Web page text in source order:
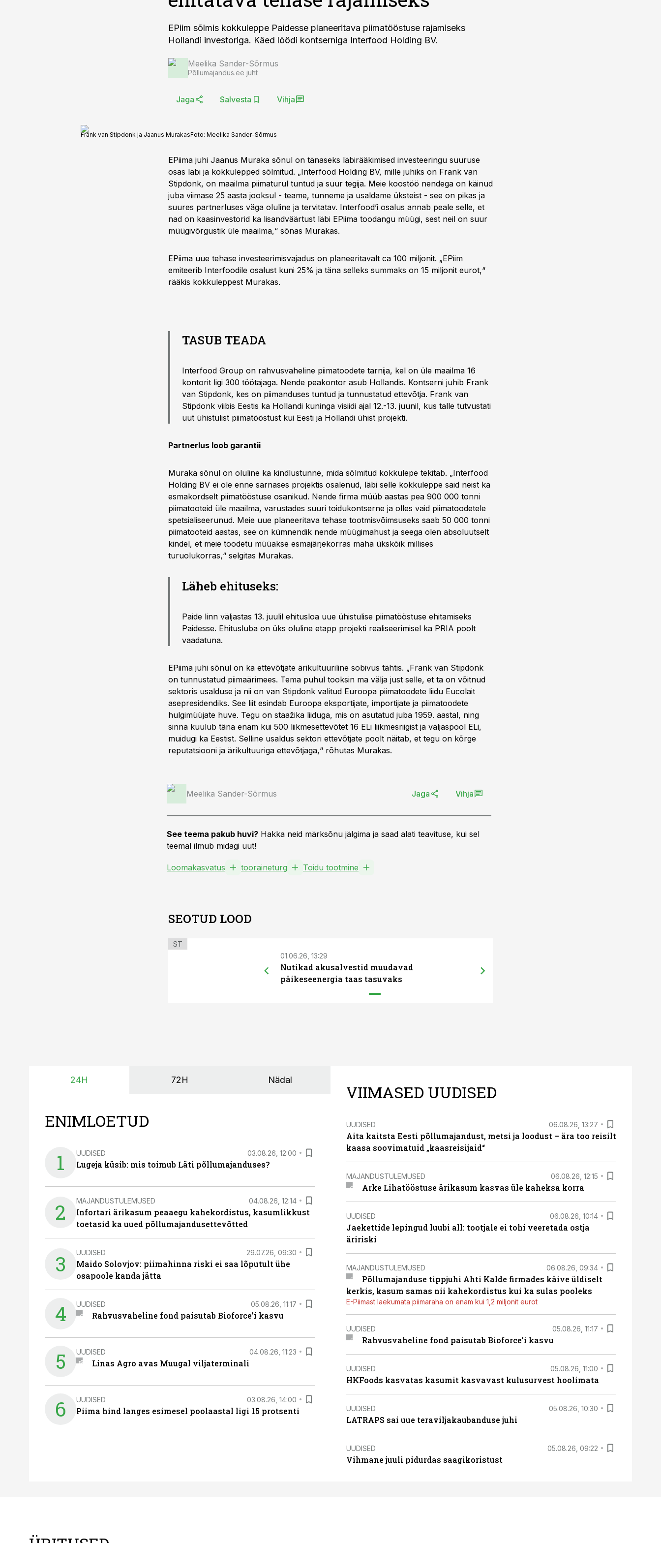
EPiim sõlmis kokkuleppe Paidesse planeeritava piimatööstuse rajamiseks
Hollandi investoriga. Käed löödi kontserniga Interfood Holding BV.
Meelika Sander-Sõrmus
Põllumajandus.ee juht
Jaga Salvesta Vihja
Frank van Stipdonk ja Jaanus MurakasFoto: Meelika Sander-Sõrmus
EPiima juhi Jaanus Muraka sõnul on tänaseks läbirääkimised investeeringu suuruse
osas läbi ja kokkulepped sõlmitud. „Interfood Holding BV, mille juhiks on Frank van
Stipdonk, on maailma piimaturul tuntud ja suur tegija. Meie koostöö nendega on käinud
juba viimase 25 aasta jooksul - teame, tunneme ja usaldame üksteist - see on pikas ja
suures partnerluses väga oluline ja tervitatav. Interfood’i osalus annab peale selle, et
nad on kaasinvestorid ka lisandväärtust läbi EPiima toodangu müügi, sest neil on suur
müügivõrgustik üle maailma,“ sõnas Murakas.
EPiima uue tehase investeerimisvajadus on planeeritavalt ca 100 miljonit. „EPiim
emiteerib Interfoodile osalust kuni 25% ja täna selleks summaks on 15 miljonit eurot,“
rääkis kokkuleppest Murakas.
TASUB TEADA
Interfood Group on rahvusvaheline piimatoodete tarnija, kel on üle maailma 16
kontorit ligi 300 töötajaga. Nende peakontor asub Hollandis. Kontserni juhib Frank
van Stipdonk, kes on piimanduses tuntud ja tunnustatud ettevõtja. Frank van
Stipdonk viibis Eestis ka Hollandi kuninga visiidi ajal 12.-13. juunil, kus talle tutvustati
uut ühistulist piimatööstust kui Eesti ja Hollandi ühist projekti.
Partnerlus loob garantii
Muraka sõnul on oluline ka kindlustunne, mida sõlmitud kokkulepe tekitab. „Interfood
Holding BV ei ole enne sarnases projektis osalenud, läbi selle kokkuleppe said neist ka
esmakordselt piimatööstuse osanikud. Nende firma müüb aastas pea 900 000 tonni
piimatooteid üle maailma, varustades suuri toidukontserne ja olles vaid piimatoodetele
spetsialiseerunud. Meie uue planeeritava tehase tootmisvõimsuseks saab 50 000 tonni
piimatooteid aastas, see on kümnendik nende müügimahust ja seega olen absoluutselt
kindel, et meie toodetu müüakse esmajärjekorras maha ükskõik millises
turuolukorras,“ selgitas Murakas.
Läheb ehituseks:
Paide linn väljastas 13. juulil ehitusloa uue ühistulise piimatööstuse ehitamiseks
Paidesse. Ehitusluba on üks oluline etapp projekti realiseerimisel ka PRIA poolt
vaadatuna.
EPiima juhi sõnul on ka ettevõtjate ärikultuuriline sobivus tähtis. „Frank van Stipdonk
on tunnustatud piimaärimees. Tema puhul tooksin ma välja just selle, et ta on võitnud
sektoris usalduse ja nii on van Stipdonk valitud Euroopa piimatoodete liidu Eucolait
asepresidendiks. See liit esindab Euroopa eksportijate, importijate ja piimatoodete
hulgimüüjate huve. Tegu on staažika liiduga, mis on asutatud juba 1959. aastal, ning
sinna kuulub täna enam kui 500 liikmesettevõtet 16 ELi liikmesriigist ja väljaspool ELi,
muidugi ka Eestist. Selline usaldus sektori ettevõtjate poolt näitab, et tegu on kõrge
reputatsiooni ja ärikultuuriga ettevõtjaga,“ rõhutas Murakas.
Meelika Sander-Sõrmus Jaga Vihja
See teema pakub huvi? Hakka neid märksõnu jälgima ja saad alati teavituse, kui sel
teemal ilmub midagi uut!
Loomakasvatus tooraineturg Toidu tootmine
SEOTUD LOOD
ST
01.06.26, 13:29
Nutikad akusalvestid muudavad
päikeseenergia taas tasuvaks
24H 72H Nädal
ENIMLOETUD
1 UUDISED 03.08.26, 12:00
Lugeja küsib: mis toimub Läti põllumajanduses?
2 MAJANDUSTULEMUSED 04.08.26, 12:14
Infortari ärikasum peaaegu kahekordistus, kasumlikkust
toetasid ka uued põllumajandusettevõtted
3 UUDISED 29.07.26, 09:30
Maido Solovjov: piimahinna riski ei saa lõputult ühe
osapoole kanda jätta
4 UUDISED 05.08.26, 11:17
Rahvusvaheline fond paisutab Bioforce’i kasvu
5 UUDISED 04.08.26, 11:23
Linas Agro avas Muugal viljaterminali
6 UUDISED 03.08.26, 14:00
Piima hind langes esimesel poolaastal ligi 15 protsenti
VIIMASED UUDISED
UUDISED 06.08.26, 13:27
Aita kaitsta Eesti põllumajandust, metsi ja loodust – ära too reisilt
kaasa soovimatuid „kaasreisijaid“
MAJANDUSTULEMUSED 06.08.26, 12:15
Arke Lihatööstuse ärikasum kasvas üle kaheksa korra
UUDISED 06.08.26, 10:14
Jaekettide lepingud luubi all: tootjale ei tohi veeretada ostja
äririski
MAJANDUSTULEMUSED 06.08.26, 09:34
Põllumajanduse tippjuhi Ahti Kalde firmades käive üldiselt
kerkis, kasum samas nii kahekordistus kui ka sulas pooleks
E-Piimast laekumata piimaraha on enam kui 1,2 miljonit eurot
UUDISED 05.08.26, 11:17
Rahvusvaheline fond paisutab Bioforce’i kasvu
UUDISED 05.08.26, 11:00
HKFoods kasvatas kasumit kasvavast kulusurvest hoolimata
UUDISED 05.08.26, 10:30
LATRAPS sai uue teraviljakaubanduse juhi
UUDISED 05.08.26, 09:22
Vihmane juuli pidurdas saagikoristust